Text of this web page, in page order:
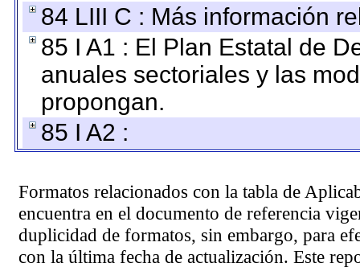
84 LIII C : Más información
85 I A1 : El Plan Estatal de
anuales sectoriales y las
propongan.
85 I A2 :
Formatos relacionados con la tabla de
encuentra en el documento de referencia
duplicidad de formatos, sin embargo, para
con la última fecha de actualización. Este